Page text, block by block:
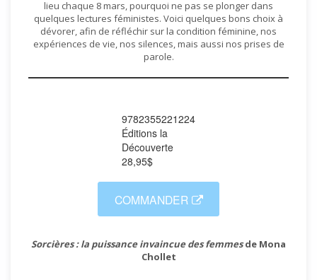
lieu chaque 8 mars, pourquoi ne pas se plonger dans
quelques lectures féministes. Voici quelques bons choix à
dévorer, afin de réfléchir sur la condition féminine, nos
expériences de vie, nos silences, mais aussi nos prises de
parole.
9782355221224
Éditions la
Découverte
28,95$
COMMANDER
Sorcières : la puissance invaincue des femmesde Mona
Chollet